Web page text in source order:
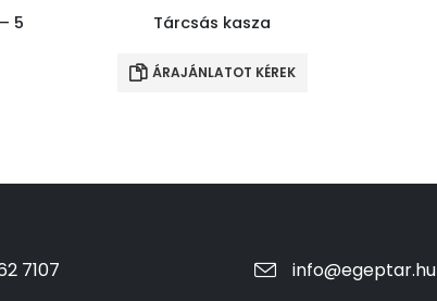
5 Tárcsás kasza
ÁRAJÁNLATOT KÉREK
7107 info@egeptar.hu